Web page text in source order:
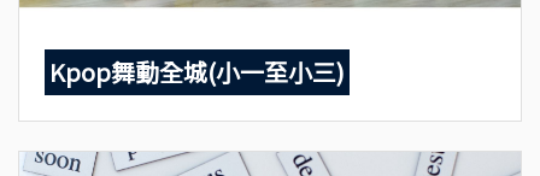
Kpop舞動全城(小一至小三)